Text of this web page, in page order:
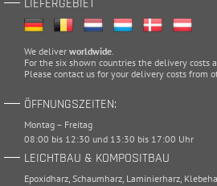
LIEFERGEBIET
We deliver worldwide.
For the six shown countries the delivery costs
Please contact us for your delivery costs from
ÖFFNUNGSZEITEN:
Montag – Freitag
08:00 bis 12:30 und 13:30 bis 17:00 Uhr
LEICHTBAU & KOMPOSITBAU
Epoxidharz, Schaumharz, Laminierharz,